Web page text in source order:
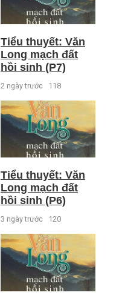
Tiểu thuyết: Văn
Long mạch đất
hồi sinh (P7)
2 ngày trước 118
Tiểu thuyết: Văn
Long mạch đất
hồi sinh (P6)
3 ngày trước 120